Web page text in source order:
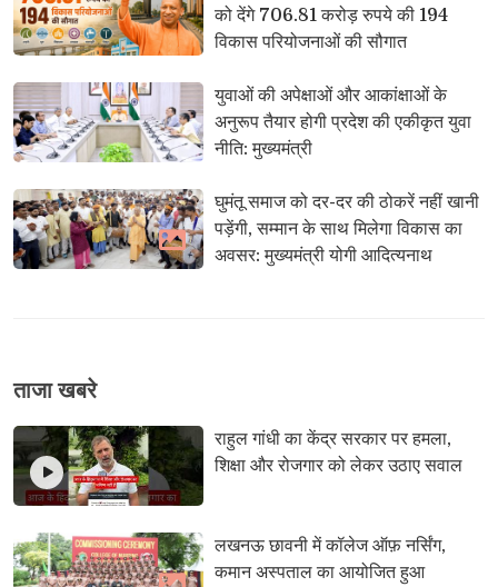
को देंगे 706.81 करोड़ रुपये की 194
विकास परियोजनाओं की सौगात
युवाओं की अपेक्षाओं और आकांक्षाओं के
अनुरूप तैयार होगी प्रदेश की एकीकृत युवा
नीति: मुख्यमंत्री
घुमंतू समाज को दर-दर की ठोकरें नहीं खानी
पड़ेंगी, सम्मान के साथ मिलेगा विकास का
अवसर: मुख्यमंत्री योगी आदित्यनाथ
ताजा खबरे
राहुल गांधी का केंद्र सरकार पर हमला,
शिक्षा और रोजगार को लेकर उठाए सवाल
लखनऊ छावनी में कॉलेज ऑफ़ नर्सिंग,
कमान अस्पताल का आयोजित हुआ